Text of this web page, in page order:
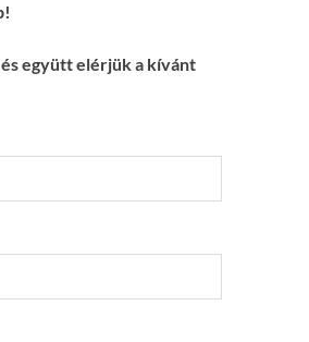
együtt elérjük a kívánt